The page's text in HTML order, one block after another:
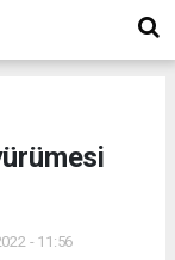
- 11:56